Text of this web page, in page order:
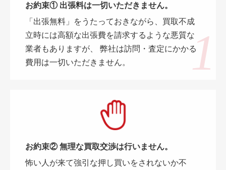
お約束① 出張料は一切いただきません。
「出張無料」をうたっておきながら、買取不成
立時には高額な出張費を請求するような悪質な
業者もありますが、 弊社は訪問・査定にかかる
費用は一切いただきません。
お約束② 無理な買取交渉は行いません。
怖い人が来て強引な押し買いをされないか不